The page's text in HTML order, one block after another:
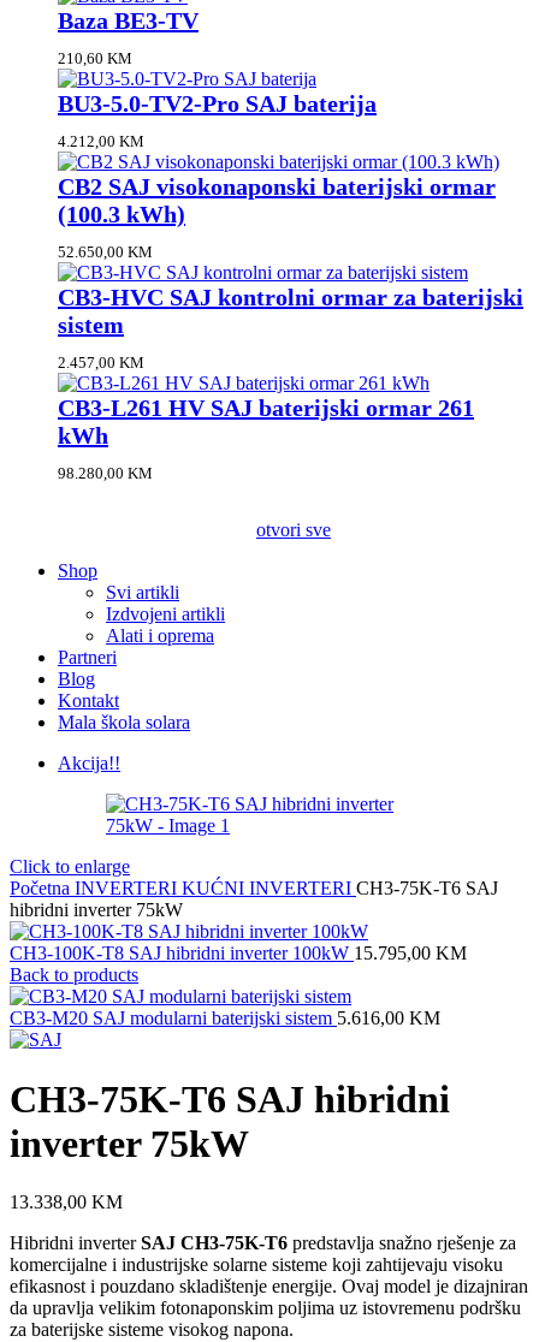
Baza BE3-TV
210,60 KM
BU3-5.0-TV2-Pro SAJ baterija
4.212,00 KM
CB2 SAJ visokonaponski baterijski ormar
(100.3 kWh)
52.650,00 KM
CB3-HVC SAJ kontrolni ormar za baterijski
sistem
2.457,00 KM
CB3-L261 HV SAJ baterijski ormar 261
kWh
98.280,00 KM
otvori sve
Shop
Svi artikli
Izdvojeni artikli
Alati i oprema
Partneri
Blog
Kontakt
Mala škola solara
Akcija!!
Click to enlarge
Početna INVERTERI KUĆNI INVERTERI CH3-75K-T6 SAJ
hibridni inverter 75kW
CH3-100K-T8 SAJ hibridni inverter 100kW 15.795,00 KM
Back to products
CB3-M20 SAJ modularni baterijski sistem 5.616,00 KM
CH3-75K-T6 SAJ hibridni
inverter 75kW
13.338,00 KM
Hibridni inverterSAJ CH3-75K-T6 predstavlja snažno rješenje za
komercijalne i industrijske solarne sisteme koji zahtijevaju visoku
efikasnost i pouzdano skladištenje energije. Ovaj model je dizajniran
da upravlja velikim fotonaponskim poljima uz istovremenu podršku
za baterijske sisteme visokog napona.